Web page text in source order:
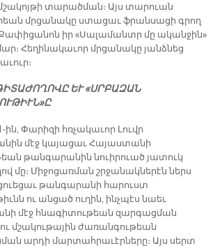
մշակոյթի տարածման։ Այս տարուան
մրցանակը ստացաւ ֆրանսացի գրող
իր «Սալամանտր մը ականջին»
Հեղինակաւոր մրցանակը յանձնեց
ԵՒ «ՍՐԲԱԶԱՆ
ին, Փարիզի հռչակաւոր Լուվր
մէջ կայացաւ Հայաստանի
թանգարանին նուիրուած յատուկ
մը։ Միջոցառման շրջանակներէն ներս
թանգարանի հարուստ
ու անցած ուղին, ինչպէս նաեւ
մէջ հնագիտութեան զարգացման
մշակութային ժառանգութեան
արդի մարտահրաւէրները։ Այս սերտ